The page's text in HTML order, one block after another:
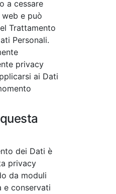
a cessare
e può
Trattamento
Personali.
privacy
ai Dati
dei Dati è
privacy
da moduli
e conservati